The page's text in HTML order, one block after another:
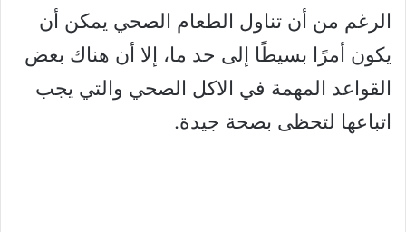
الرغم من أن تناول الطعام الصحي يمكن أن
يكون أمرًا بسيطًا إلى حد ما، إلا أن هناك بعض
القواعد المهمة في الاكل الصحي والتي يجب
اتباعها لتحظى بصحة جيدة.